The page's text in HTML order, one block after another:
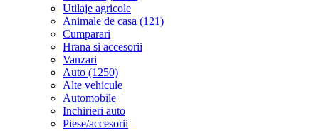
Utilaje agricole
Animale de casa (121)
Cumparari
Hrana si accesorii
Vanzari
Auto (1250)
Alte vehicule
Automobile
Inchirieri auto
Piese/accesorii